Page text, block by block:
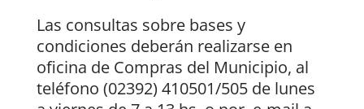
Las consultas sobre bases y
condiciones deberán realizarse en
oficina de Compras del Municipio, al
teléfono (02392) 410501/505 de lunes